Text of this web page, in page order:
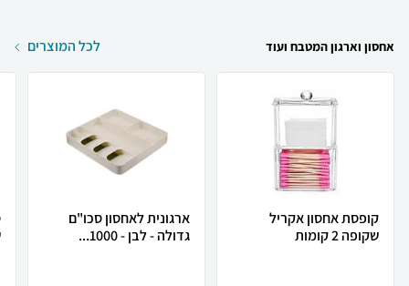
אחסון וארגון המטבח ועוד לכל המוצרים
קופסת אחסון אקריל
שקופה 2 קומות
ארגונית לאחסון סכו"ם
גדולה - לבן - 1000...